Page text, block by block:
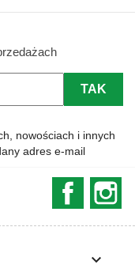
nowościach i innych
adres e-mail
